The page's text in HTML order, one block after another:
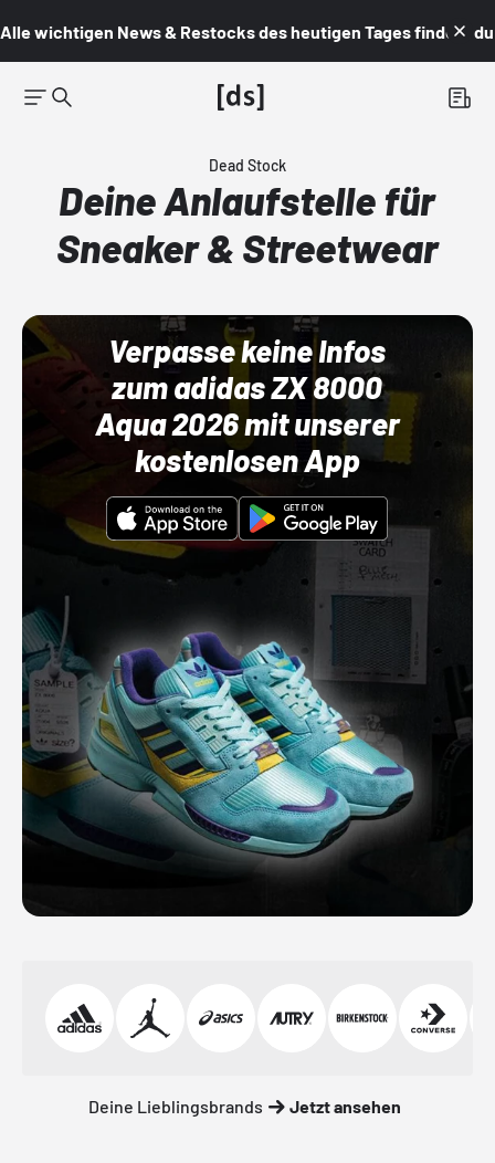
Alle wichtigen News & Restocks des heutigen Tages findest du
Dead Stock
Deine Anlaufstelle für
Sneaker & Streetwear
Verpasse keine Infos
zum adidas ZX 8000
Aqua 2026 mit unserer
kostenlosen App
Deine Lieblingsbrands Jetzt ansehen